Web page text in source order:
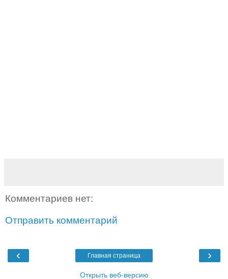
Комментариев нет:
Отправить комментарий
‹ ›
Главная страница
Открыть веб-версию